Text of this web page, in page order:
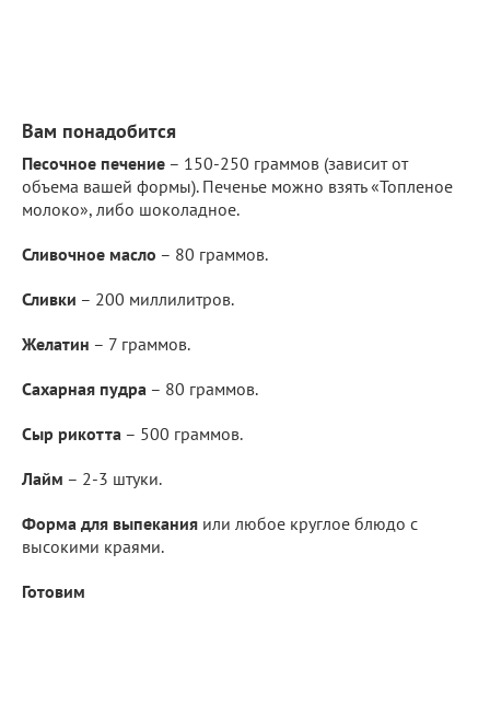
Вам понадобится
Песочное печение – 150-250 граммов (зависит от
объема вашей формы). Печенье можно взять «Топленое
молоко», либо шоколадное.
Сливочное масло – 80 граммов.
Сливки – 200 миллилитров.
Желатин – 7 граммов.
Сахарная пудра – 80 граммов.
Сыр рикотта – 500 граммов.
Лайм – 2-3 штуки.
Форма для выпекания или любое круглое блюдо с
высокими краями.
Готовим